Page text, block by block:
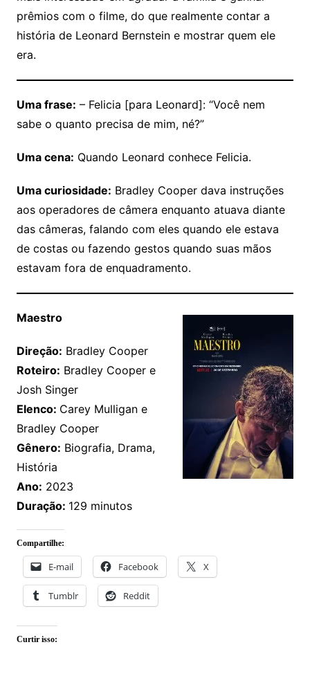
prêmios com o filme, do que realmente contar a
história de Leonard Bernstein e mostrar quem ele
era.
Uma frase: – Felicia [para Leonard]: “Você nem
sabe o quanto precisa de mim, né?”
Uma cena: Quando Leonard conhece Felicia.
Uma curiosidade: Bradley Cooper dava instruções
aos operadores de câmera enquanto atuava diante
das câmeras, falando com eles quando ele estava
de costas ou fazendo gestos quando suas mãos
estavam fora de enquadramento.
Maestro
Direção: Bradley Cooper
Roteiro: Bradley Cooper e
Josh Singer
Elenco: Carey Mulligan e
Bradley Cooper
Gênero: Biografia, Drama,
História
Ano: 2023
Duração: 129 minutos
Compartilhe:
E-mail Facebook X
Tumblr Reddit
Curtir isso: